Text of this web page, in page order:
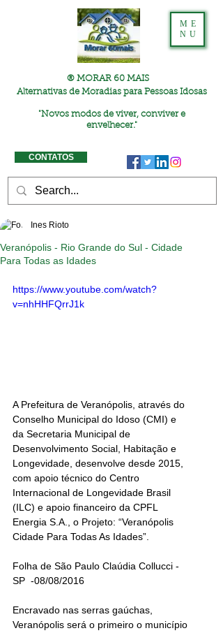
® MORAR 60 MAIS
Alternativas de Moradias para Pessoas Idosas
"Novos modos de viver, conviver e
envelhecer."
ME
NU
CONTATOS
Veranópolis - Rio Grande do Sul - Cidade
Para Todas as Idades
Ines Rioto
https://www.youtube.com/watch?
v=nhHHFQrrJ1k
A Prefeitura de Veranópolis, através do
Conselho Municipal do Idoso (CMI) e
da Secretaria Municipal de
Desenvolvimento Social, Habitação e
Longevidade, desenvolve desde 2015,
com apoio técnico do Centro
Internacional de Longevidade Brasil
(ILC) e apoio financeiro da CPFL
Energia S.A., o Projeto: “Veranópolis
Cidade Para Todas As Idades”.
Folha de São Paulo Claúdia Collucci -
SP  -08/08/2016
Encravado nas serras gaúchas,
Veranópolis será o primeiro o município